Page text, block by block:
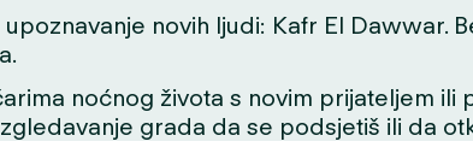
novih ljudi: Kafr El Dawwar.
noćnog života s novim prijateljem
grada da se podsjetiš ili da